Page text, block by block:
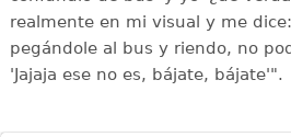
realmente en mi visual y me
pegándole al bus y riendo, no
'Jajaja ese no es, bájate, bájate'".